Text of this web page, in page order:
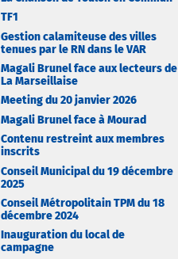
TF1
Gestion calamiteuse des villes
tenues par le RN dans le VAR
Magali Brunel face aux lecteurs de
La Marseillaise
Meeting du 20 janvier 2026
Magali Brunel face à Mourad
Contenu restreint aux membres
inscrits
Conseil Municipal du 19 décembre
2025
Conseil Métropolitain TPM du 18
décembre 2024
Inauguration du local de
campagne